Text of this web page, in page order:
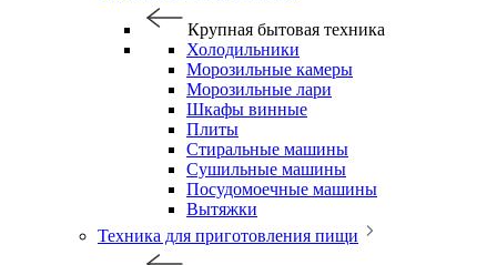
Крупная бытовая техника
Холодильники
Морозильные камеры
Морозильные лари
Шкафы винные
Плиты
Стиральные машины
Сушильные машины
Посудомоечные машины
Вытяжки
Техника для приготовления пищи